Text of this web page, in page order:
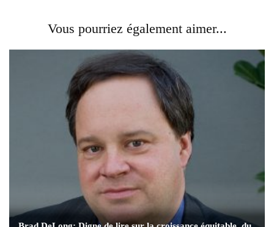
Vous pourriez également aimer...